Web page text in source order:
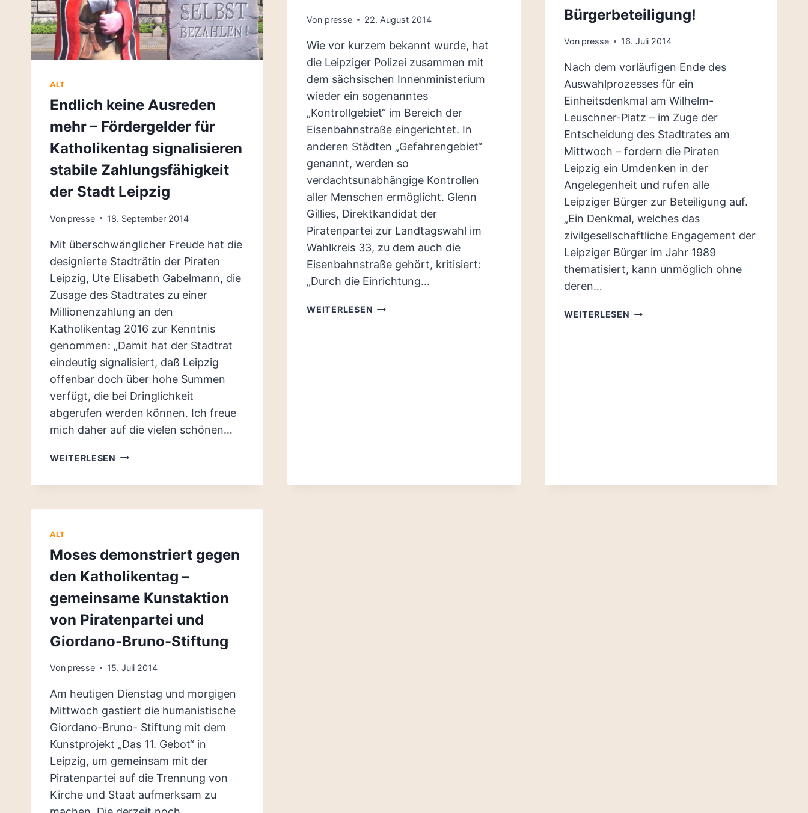
DES
KATHOLIKENTAGES
KIPPEN
ALT
Endlich keine Ausreden
mehr – Fördergelder für
Katholikentag signalisieren
stabile Zahlungsfähigkeit
der Stadt Leipzig
Von presse 18. September 2014
Mit überschwänglicher Freude hat die
designierte Stadträtin der Piraten
Leipzig, Ute Elisabeth Gabelmann, die
Zusage des Stadtrates zu einer
Millionenzahlung an den
Katholikentag 2016 zur Kenntnis
genommen: „Damit hat der Stadtrat
eindeutig signalisiert, daß Leipzig
offenbar doch über hohe Summen
verfügt, die bei Dringlichkeit
abgerufen werden können. Ich freue
mich daher auf die vielen schönen…
WEITERLESEN ENDLICH
AUSREDEN
–
KATHOLIKENTAG
STABILE
ZAHLUNGSFÄHIGKEIT
STADT
LEIPZIG
Von presse 22. August 2014
Wie vor kurzem bekannt wurde, hat
die Leipziger Polizei zusammen mit
dem sächsischen Innenministerium
wieder ein sogenanntes
„Kontrollgebiet“ im Bereich der
Eisenbahnstraße eingerichtet. In
anderen Städten „Gefahrengebiet“
genannt, werden so
verdachtsunabhängige Kontrollen
aller Menschen ermöglicht. Glenn
Gillies, Direktkandidat der
Piratenpartei zur Landtagswahl im
Wahlkreis 33, zu dem auch die
Eisenbahnstraße gehört, kritisiert:
„Durch die Einrichtung…
WEITERLESEN KONTROLLGEBIETE
Bürgerbeteiligung!
Von presse 16. Juli 2014
Nach dem vorläufigen Ende des
Auswahlprozesses für ein
Einheitsdenkmal am Wilhelm-
Leuschner-Platz – im Zuge der
Entscheidung des Stadtrates am
Mittwoch – fordern die Piraten
Leipzig ein Umdenken in der
Angelegenheit und rufen alle
Leipziger Bürger zur Beteiligung auf.
„Ein Denkmal, welches das
zivilgesellschaftliche Engagement der
Leipziger Bürger im Jahr 1989
thematisiert, kann unmöglich ohne
deren…
WEITERLESEN ENDE
ALT
Moses demonstriert gegen
den Katholikentag –
gemeinsame Kunstaktion
von Piratenpartei und
Giordano-Bruno-Stiftung
Von presse 15. Juli 2014
Am heutigen Dienstag und morgigen
Mittwoch gastiert die humanistische
Giordano-Bruno- Stiftung mit dem
Kunstprojekt „Das 11. Gebot“ in
Leipzig, um gemeinsam mit der
Piratenpartei auf die Trennung von
Kirche und Staat aufmerksam zu